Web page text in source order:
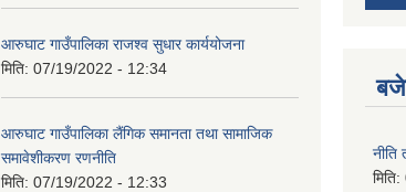
आरुघाट गाउँपालिका राजश्व सुधार कार्ययोजना
मिति: 07/19/2022 - 12:34
आरुघाट गाउँपालिका लैंगिक समानता तथा सामाजिक
समावेशीकरण रणनीति
मिति: 07/19/2022 - 12:33
मिति: